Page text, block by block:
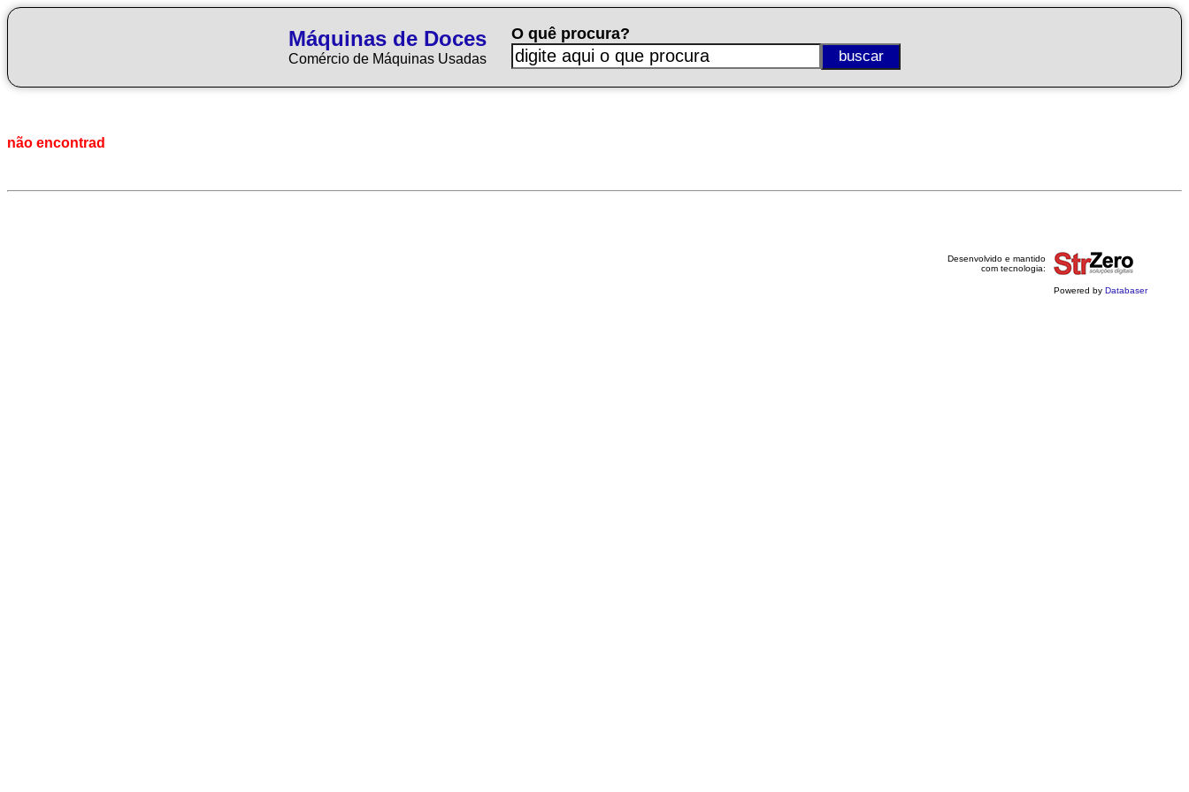
Máquinas de Doces
Comércio de Máquinas Usadas
O quê procura?
não encontrad
Desenvolvido e mantido
com tecnologia:
Powered by Databaser